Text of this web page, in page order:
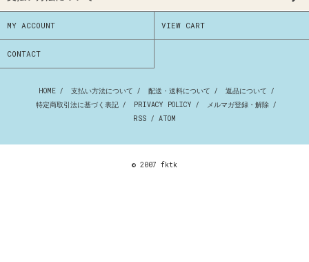
MY ACCOUNT VIEW CART
CONTACT
HOME / 支払い方法について / 配送・送料について / 返品について /
特定商取引法に基づく表記 / PRIVACY POLICY / メルマガ登録・解除 /
RSS / ATOM
© 2007 fktk